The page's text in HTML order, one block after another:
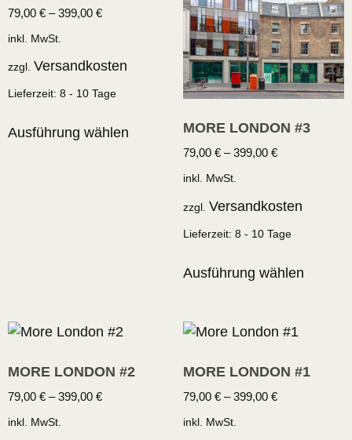
79,00 € –399,00 €
inkl. MwSt.
zzgl. Versandkosten
Lieferzeit: 8 - 10 Tage
Ausführung wählen MORE LONDON #3
79,00 €–399,00 €
inkl. MwSt.
zzgl. Versandkosten
Lieferzeit: 8 - 10 Tage
Ausführung wählen
MORE LONDON #2
79,00 € –399,00 €
inkl. MwSt.
MORE LONDON #1
79,00 €–399,00 €
inkl. MwSt.